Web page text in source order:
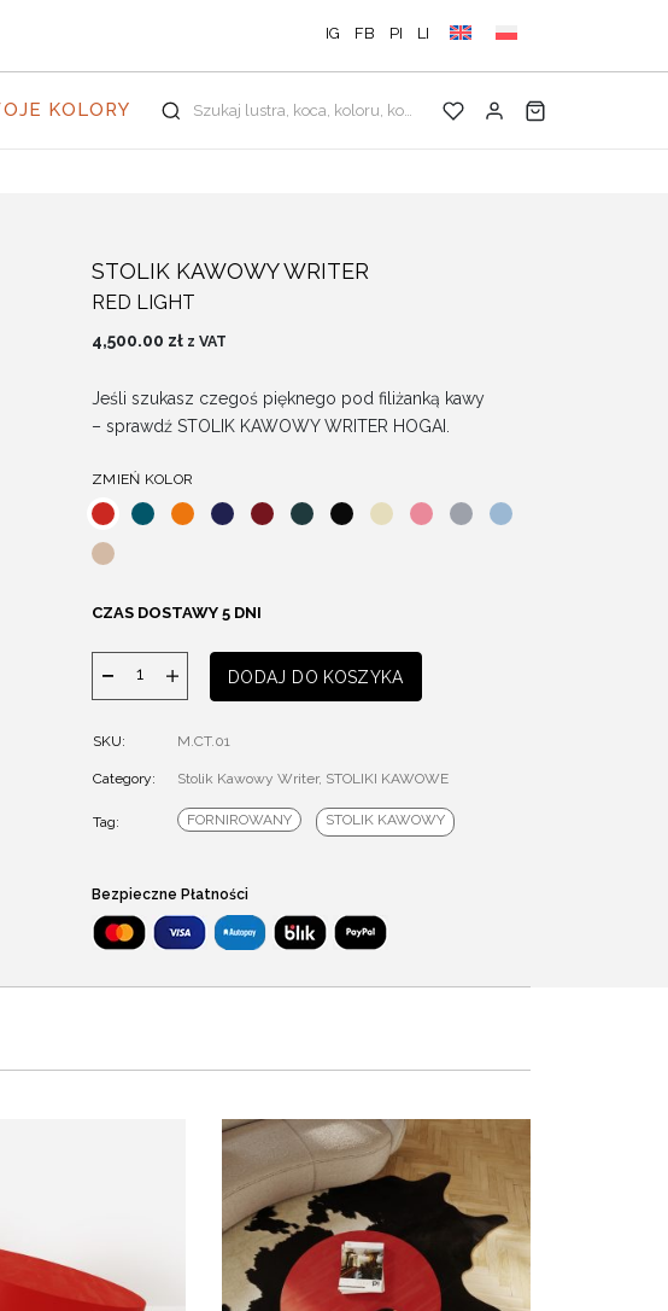
IG FB PI LI
KOLORY Szukaj lustra, koca, koloru, kolekcji...
STOLIK KAWOWY WRITER
RED LIGHT
4,500.00 zł z VAT
Jeśli szukasz czegoś pięknego pod filiżanką kawy
– sprawdź STOLIK KAWOWY WRITER HOGAI.
ZMIEŃ KOLOR
CZAS DOSTAWY 5 DNI
ilość
Stolik
Writer
DODAJ DO KOSZYKA
SKU: M.CT.01
Category: Stolik Kawowy Writer, STOLIKI KAWOWE
Tag: FORNIROWANY STOLIK KAWOWY
Bezpieczne Płatności